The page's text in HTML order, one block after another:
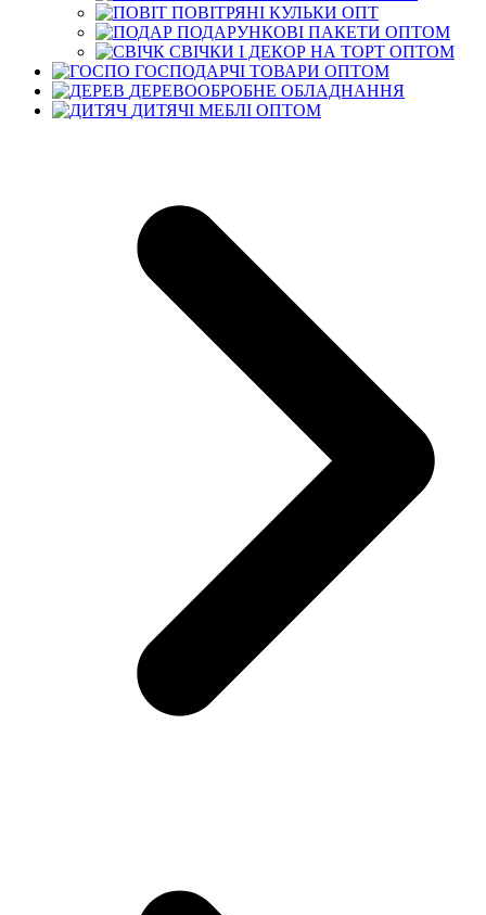
ПОВІТРЯНІ КУЛЬКИ ОПТ
ПОДАРУНКОВІ ПАКЕТИ ОПТОМ
СВІЧКИ І ДЕКОР НА ТОРТ ОПТОМ
ГОСПОДАРЧІ ТОВАРИ ОПТОМ
ДЕРЕВООБРОБНЕ ОБЛАДНАННЯ
ДИТЯЧІ МЕБЛІ ОПТОМ